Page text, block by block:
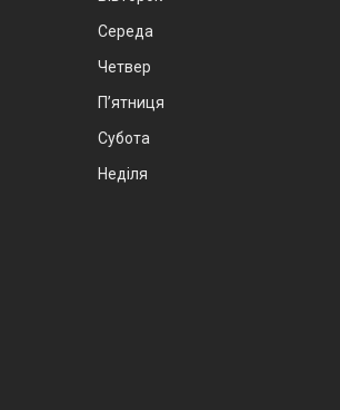
Середа
Четвер
Пʼятниця
Субота
Неділя